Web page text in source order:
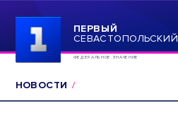
ПЕРВЫЙ
СЕВАСТОПОЛЬСКИЙ
ФЕДЕРАЛЬНОЕ ЗНАЧЕНИЕ
НОВОСТИ